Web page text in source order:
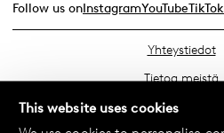
This website uses cookies
Follow us onInstagramYouTubeTikTok
Yhteystiedot
Tietoa meistä
Etsi lähin